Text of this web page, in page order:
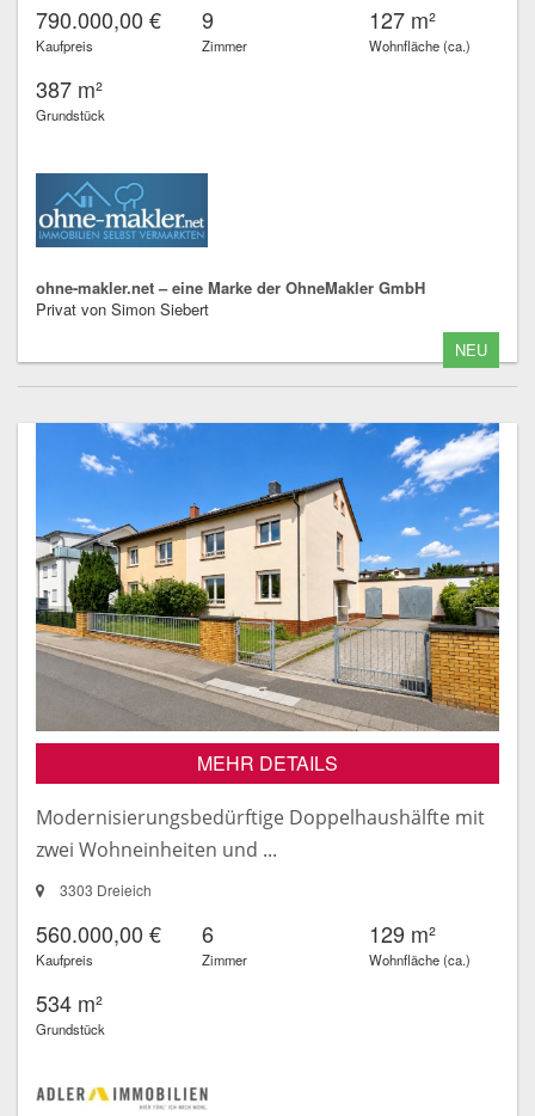
790.000,00 €
Kaufpreis
9
Zimmer
127 m²
Wohnfläche (ca.)
387 m²
Grundstück
ohne-makler.net – eine Marke der OhneMakler GmbH
Privat von Simon Siebert
NEU
MEHR DETAILS
Modernisierungsbedürftige Doppelhaushälfte mit
zwei Wohneinheiten und ...
3303 Dreieich
560.000,00 €
Kaufpreis
6
Zimmer
129 m²
Wohnfläche (ca.)
534 m²
Grundstück